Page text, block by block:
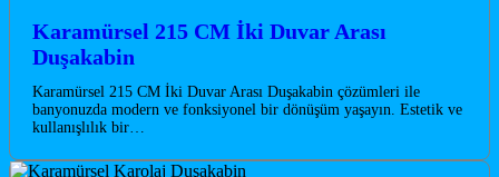
Karamürsel 215 CM İki Duvar Arası
Duşakabin
Karamürsel 215 CM İki Duvar Arası Duşakabin çözümleri ile
banyonuzda modern ve fonksiyonel bir dönüşüm yaşayın. Estetik ve
kullanışlılık bir…